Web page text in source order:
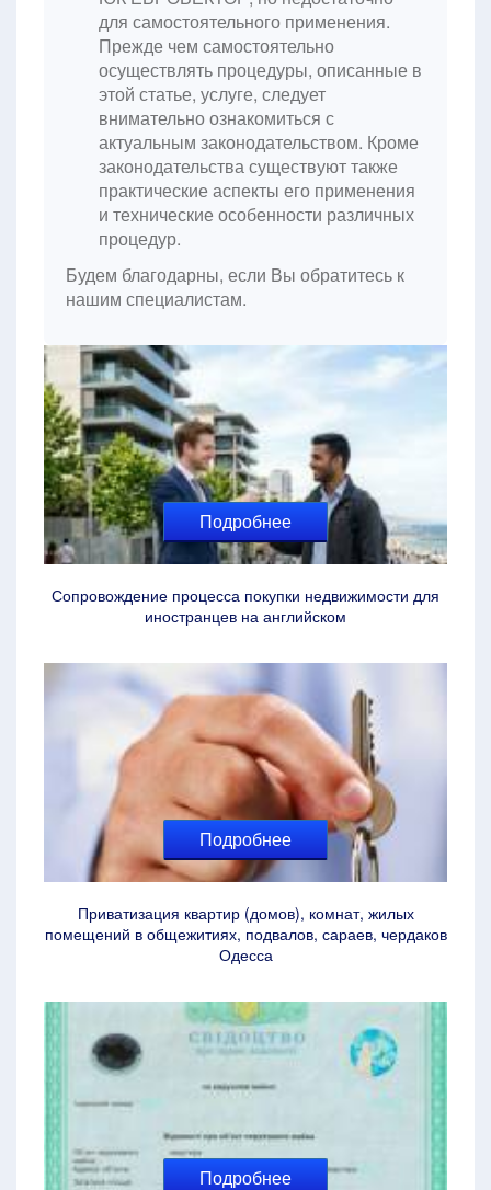
для самостоятельного применения.
Прежде чем самостоятельно
осуществлять процедуры, описанные в
этой статье, услуге, следует
внимательно ознакомиться с
актуальным законодательством. Кроме
законодательства существуют также
практические аспекты его применения
и технические особенности различных
процедур.
Будем благодарны, если Вы обратитесь к
нашим специалистам.
Подробнее
Сопровождение процесса покупки недвижимости для
иностранцев на английском
Подробнее
Приватизация квартир (домов), комнат, жилых
помещений в общежитиях, подвалов, сараев, чердаков
Одесса
Подробнее